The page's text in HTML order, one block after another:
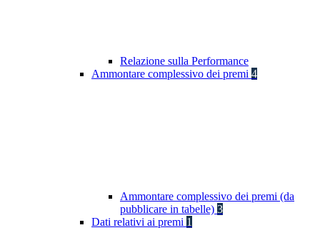
Relazione sulla Performance
Ammontare complessivo dei premi 4
Ammontare complessivo dei premi (da
pubblicare in tabelle) 3
Dati relativi ai premi 1